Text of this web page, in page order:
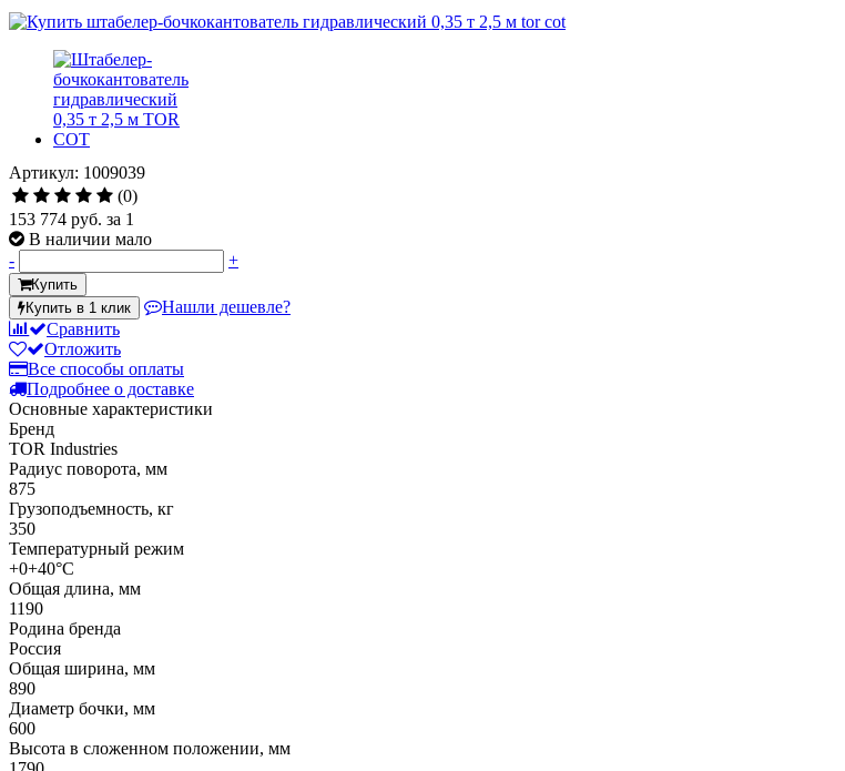
Артикул: 1009039
(0)
153 774 руб. за 1
В наличии мало
-
+
Купить
Купить в 1 клик
Нашли дешевле?
Сравнить
Отложить
Все способы оплаты
Подробнее о доставке
Основные характеристики
Бренд
TOR Industries
Радиус поворота, мм
875
Грузоподъемность, кг
350
Температурный режим
+0+40°C
Общая длина, мм
1190
Родина бренда
Россия
Общая ширина, мм
890
Диаметр бочки, мм
600
Высота в сложенном положении, мм